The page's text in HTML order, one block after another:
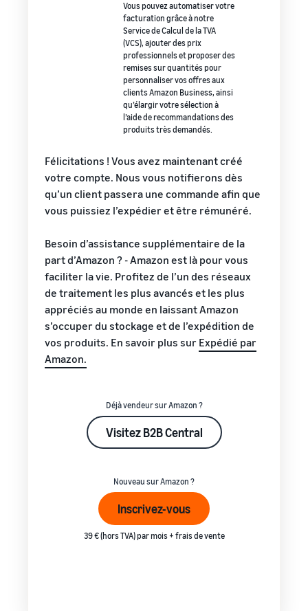
Vous pouvez automatiser votre
facturation grâce à notre
Service de Calcul de la TVA
(VCS), ajouter des prix
professionnels et proposer des
remises sur quantités pour
personnaliser vos offres aux
clients Amazon Business, ainsi
qu’élargir votre sélection à
l’aide de recommandations des
produits très demandés.
Félicitations ! Vous avez maintenant créé
votre compte. Nous vous notifierons dès
qu’un client passera une commande afin que
vous puissiez l’expédier et être rémunéré.
Besoin d’assistance supplémentaire de la
part d’Amazon ? - Amazon est là pour vous
faciliter la vie. Profitez de l’un des réseaux
de traitement les plus avancés et les plus
appréciés au monde en laissant Amazon
s’occuper du stockage et de l’expédition de
vos produits. En savoir plus sur Expédié par
Amazon.
Déjà vendeur sur Amazon ?
Visitez B2B Central
Nouveau sur Amazon ?
Inscrivez-vous
39 € (hors TVA) par mois + frais de vente